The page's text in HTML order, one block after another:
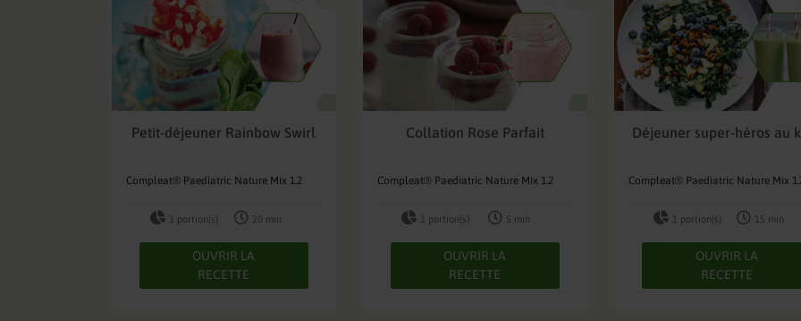
Petit-déjeuner Rainbow Swirl
Compleat® Paediatric Nature Mix 1.2
1 portion(s) 20 min
OUVRIR LA
RECETTE
Collation Rose Parfait
Compleat® Paediatric Nature Mix 1.2
1 portion(s) 5 min
OUVRIR LA
RECETTE
Déjeuner super-héros au
Compleat® Paediatric Nature Mix
1 portion(s) 15 min
OUVRIR LA
RECETTE